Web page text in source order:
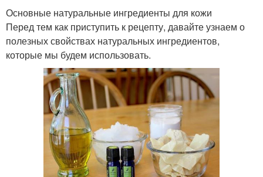
Основные натуральные ингредиенты для кожи
Перед тем как приступить к рецепту, давайте узнаем о
полезных свойствах натуральных ингредиентов,
которые мы будем использовать.